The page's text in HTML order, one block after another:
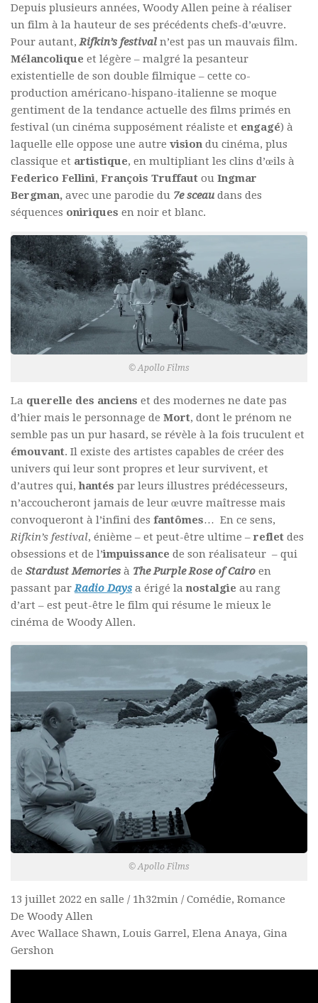
Depuis plusieurs années, Woody Allen peine à réaliser
un film à la hauteur de ses précédents chefs-d’œuvre.
Pour autant,Rifkin’s festival n’est pas un mauvais film.
Mélancolique et légère – malgré la pesanteur
existentielle de son double filmique – cette co-
production américano-hispano-italienne se moque
gentiment de la tendance actuelle des films primés en
festival (un cinéma supposément réaliste et engagé) à
laquelle elle oppose une autre vision du cinéma, plus
classique et artistique, en multipliant les clins d’œils à
Federico Fellini, François Truffaut ou Ingmar
Bergman, avec une parodie du 7e sceau dans des
séquences oniriques en noir et blanc.
© Apollo Films
La querelle des anciens et des modernes ne date pas
d’hier mais le personnage de Mort, dont le prénom ne
semble pas un pur hasard, se révèle à la fois truculent et
émouvant. Il existe des artistes capables de créer des
univers qui leur sont propres et leur survivent, et
d’autres qui,hantés par leurs illustres prédécesseurs,
n’accoucheront jamais de leur œuvre maîtresse mais
convoqueront à l’infini des fantômes… En ce sens,
Rifkin’s festival, énième – et peut-être ultime –reflet des
obsessions et de l’impuissance de son réalisateur – qui
de Stardust Memories à The Purple Rose of Cairo en
passant parRadio Days a érigé lanostalgie au rang
d’art – est peut-être le film qui résume le mieux le
cinéma de Woody Allen.
© Apollo Films
13 juillet 2022 en salle / 1h32min / Comédie, Romance
De Woody Allen
Avec Wallace Shawn, Louis Garrel, Elena Anaya, Gina
Gershon